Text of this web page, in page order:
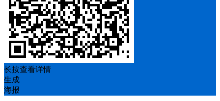
长按查看详情
生成
海报